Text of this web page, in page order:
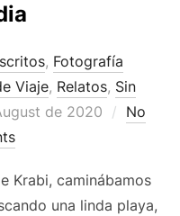
, Fotografía
Viaje, Relatos, Sin
de 2020
No
Krabi, caminábamos
una linda playa,